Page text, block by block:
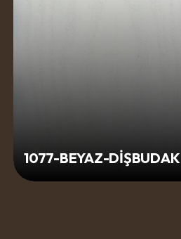
1077-BEYAZ-DİŞBUDAK